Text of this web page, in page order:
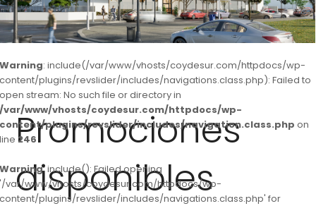
Warning: include(/var/www/vhosts/coydesur.com/httpdocs/wp-
content/plugins/revslider/includes/navigations.class.php): Failed to
open stream: No such file or directory in
/var/www/vhosts/coydesur.com/httpdocs/wp-
content/plugins/revslider/includes/navigation.class.php on
line 246
Warning: include(): Failed opening
'/var/www/vhosts/coydesur.com/httpdocs/wp-
content/plugins/revslider/includes/navigations.class.php' for
Promociones
disponibles